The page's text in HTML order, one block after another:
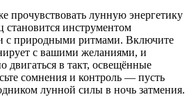
прочувствовать лунную энергетику
инструментом
с природными ритмами. Включите
с вашими желаниями, и
двигаться в такт, освещённые
сомнения и контроль — пусть
лунной силы в ночь затмения.